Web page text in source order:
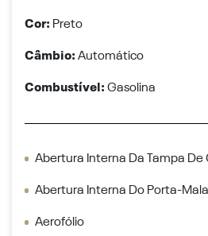
Cor: Preto
Câmbio:Automático
Combustível:Gasolina
Abertura Interna Da Tampa De
Abertura Interna Do Porta-
Aerofólio